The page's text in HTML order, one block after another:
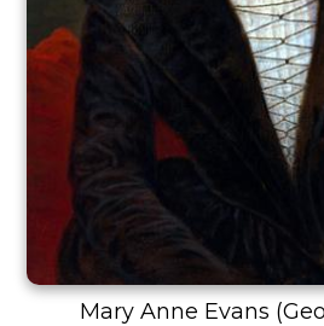
Mary Anne Evans